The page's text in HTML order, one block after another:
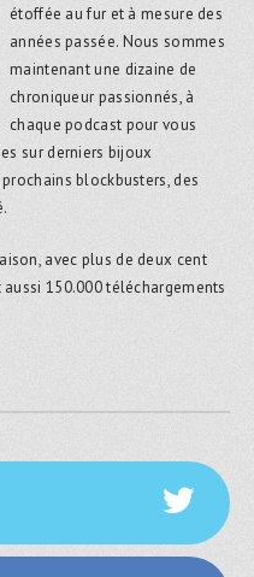
étoffée au fur et à mesure des
années passée. Nous sommes
maintenant une dizaine de
chroniqueur passionnés, à
chaque podcast pour vous
sur derniers bijoux
blockbusters, des
avec plus de deux cent
150.000 téléchargements